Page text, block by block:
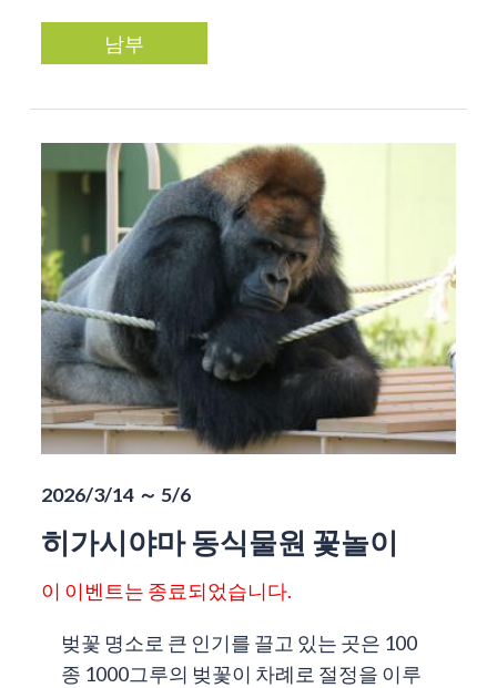
남부
2026/3/14 ～ 5/6
히가시야마 동식물원 꽃놀이
이 이벤트는 종료되었습니다.
벚꽃 명소로 큰 인기를 끌고 있는 곳은 100
종 1000그루의 벚꽃이 차례로 절정을 이루